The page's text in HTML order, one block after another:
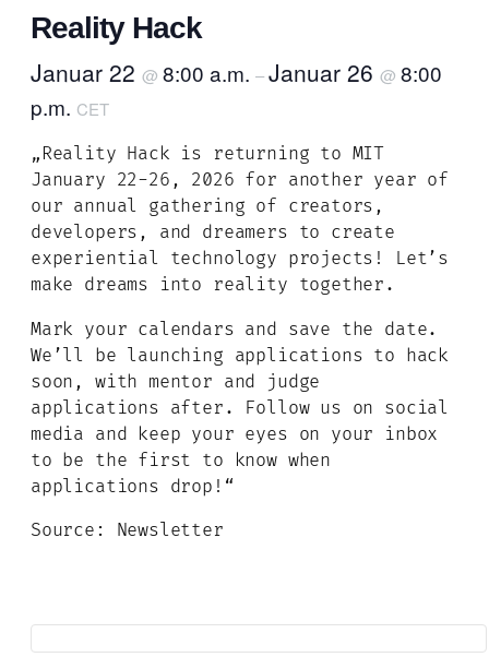
Reality Hack
Januar 22 @ 8:00 a.m. –Januar 26 @ 8:00
p.m. CET
„Reality Hack is returning to MIT
January 22-26, 2026 for another year of
our annual gathering of creators,
developers, and dreamers to create
experiential technology projects! Let’s
make dreams into reality together.
Mark your calendars and save the date.
We’ll be launching applications to hack
soon, with mentor and judge
applications after. Follow us on social
media and keep your eyes on your inbox
to be the first to know when
applications drop!“
Source: Newsletter